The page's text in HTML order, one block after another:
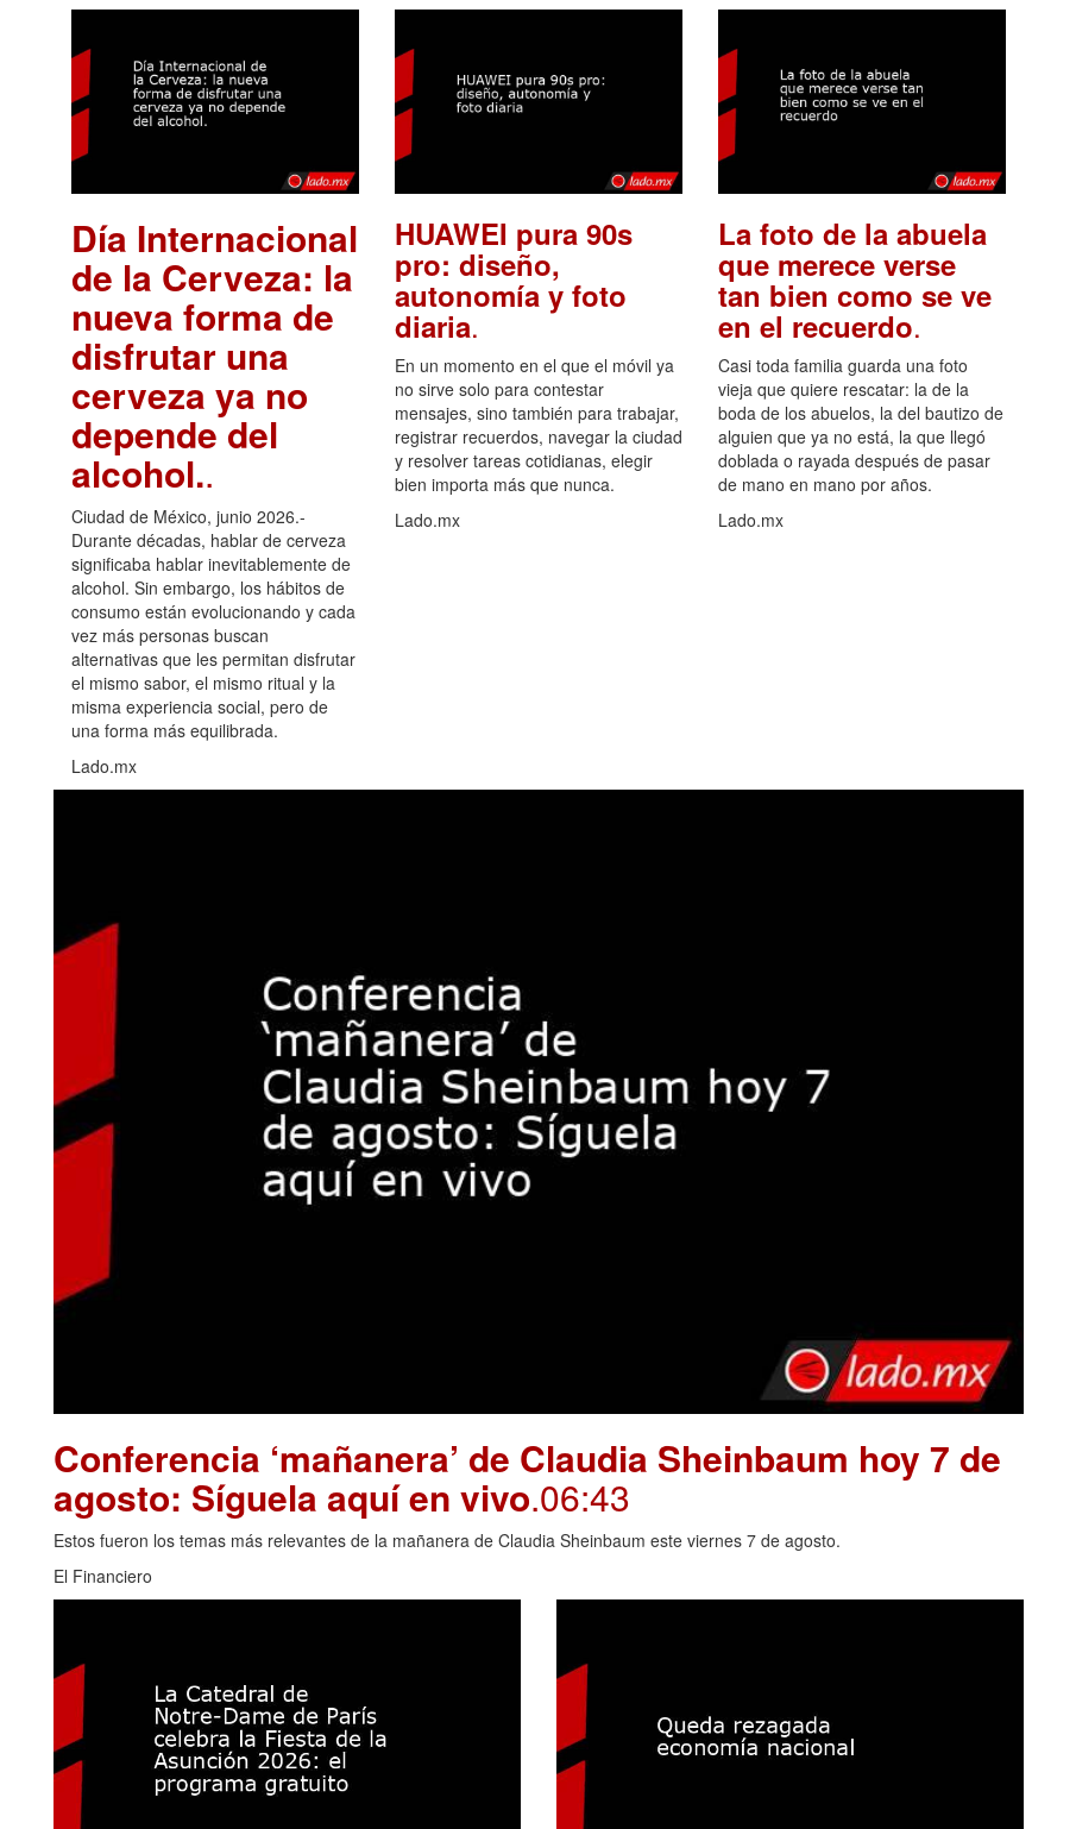
Día Internacional
de la Cerveza: la
nueva forma de
disfrutar una
cerveza ya no
depende del
alcohol..
Ciudad de México, junio 2026.-
Durante décadas, hablar de cerveza
significaba hablar inevitablemente de
alcohol. Sin embargo, los hábitos de
consumo están evolucionando y cada
vez más personas buscan
alternativas que les permitan disfrutar
el mismo sabor, el mismo ritual y la
misma experiencia social, pero de
una forma más equilibrada.
Lado.mx
HUAWEI pura 90s
pro: diseño,
autonomía y foto
diaria.
En un momento en el que el móvil ya
no sirve solo para contestar
mensajes, sino también para trabajar,
registrar recuerdos, navegar la ciudad
y resolver tareas cotidianas, elegir
bien importa más que nunca.
Lado.mx
La foto de la abuela
que merece verse
tan bien como se ve
en el recuerdo.
Casi toda familia guarda una foto
vieja que quiere rescatar: la de la
boda de los abuelos, la del bautizo de
alguien que ya no está, la que llegó
doblada o rayada después de pasar
de mano en mano por años.
Lado.mx
Conferencia ‘mañanera’ de Claudia Sheinbaum hoy 7 de
agosto: Síguela aquí en vivo.06:43
Estos fueron los temas más relevantes de la mañanera de Claudia Sheinbaum este viernes 7 de agosto.
El Financiero